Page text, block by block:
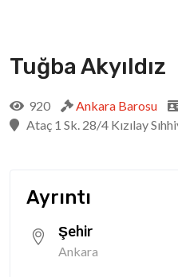
Tuğba Akyıldız
920 Ankara Barosu
Ataç 1 Sk. 28/4 Kızılay
Ayrıntı
Şehir
Ankara